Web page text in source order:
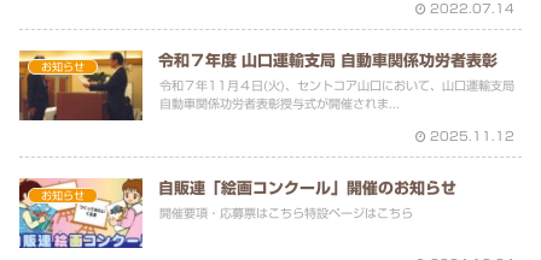
2022.07.14
お知らせ 令和７年度 山口運輸支局 自動車関係功労者表彰
令和７年11月４日(火)、セントコア山口において、山口運輸支局
自動車関係功労者表彰授与式が開催されま...
2025.11.12
お知らせ 自販連「絵画コンクール」開催のお知らせ
開催要項・応募票はこちら特設ページはこちら